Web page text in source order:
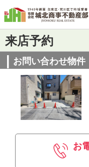
来店予約
お問い合わせ物件
お